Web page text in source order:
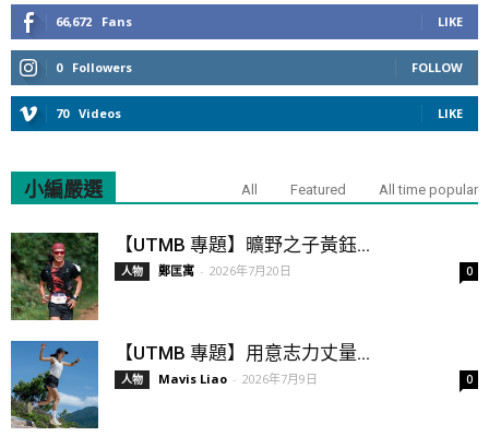
66,672 Fans LIKE
0 Followers FOLLOW
70 Videos LIKE
小編嚴選 All Featured All time popular
【UTMB 專題】曠野之子黃鈺...
人物 鄭匡寓 - 2026年7月20日 0
【UTMB 專題】用意志力丈量...
人物 Mavis Liao - 2026年7月9日 0